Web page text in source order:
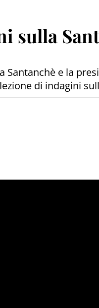
sulla
Santanchè e la
di indagini